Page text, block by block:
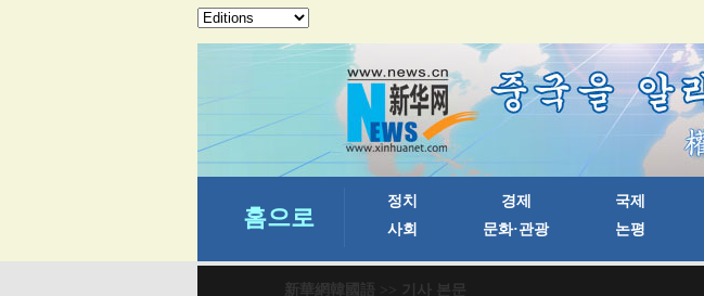
新華網韓國語 >> 기사 본문